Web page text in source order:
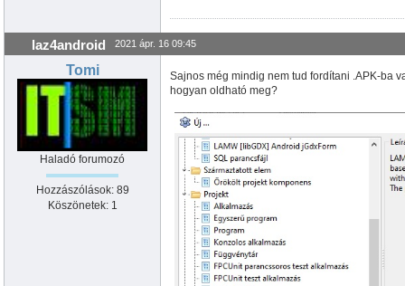
laz4android 2021 ápr. 16 09:45
Tomi
Haladó forumozó
Hozzászólások: 89
Köszönetek: 1
Sajnos még mindig nem tud fordítani .APK-ba
hogyan oldható meg?